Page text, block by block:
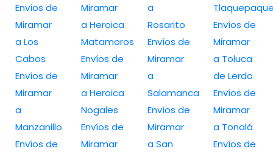
Envíos de
Miramar
a Los
Cabos
Envíos de
Miramar
a
Manzanillo
Envíos de
Miramar
a Heroica
Matamoros
Envíos de
Miramar
a Heroica
Nogales
Envíos de
Miramar
a
Rosarito
Envíos de
Miramar
a
Salamanca
Envíos de
Miramar
a San
Envíos de
Miramar
a Toluca
de Lerdo
Envíos de
Miramar
a Tonalá
Envíos de